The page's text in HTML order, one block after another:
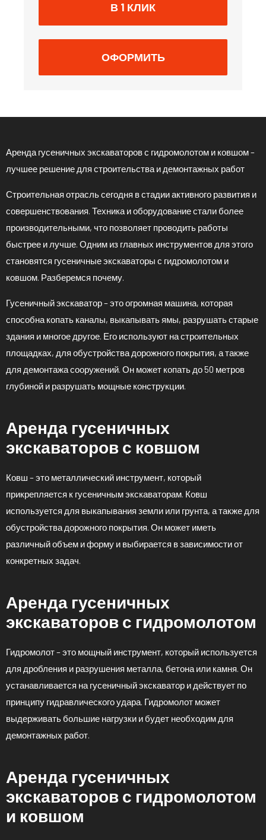
В 1 КЛИК
ОФОРМИТЬ
Аренда гусеничных экскаваторов с гидромолотом и ковшом –
лучшее решение для строительства и демонтажных работ
Строительная отрасль сегодня в стадии активного развития и
совершенствования. Техника и оборудование стали более
производительными, что позволяет проводить работы
быстрее и лучше. Одним из главных инструментов для этого
становятся гусеничные экскаваторы с гидромолотом и
ковшом. Разберемся почему.
Гусеничный экскаватор – это огромная машина, которая
способна копать каналы, выкапывать ямы, разрушать старые
здания и многое другое. Его используют на строительных
площадках, для обустройства дорожного покрытия, а также
для демонтажа сооружений. Он может копать до 50 метров
глубиной и разрушать мощные конструкции.
Аренда гусеничных
экскаваторов с ковшом
Ковш – это металлический инструмент, который
прикрепляется к гусеничным экскаваторам. Ковш
используется для выкапывания земли или грунта, а также для
обустройства дорожного покрытия. Он может иметь
различный объем и форму и выбирается в зависимости от
конкретных задач.
Аренда гусеничных
экскаваторов с гидромолотом
Гидромолот – это мощный инструмент, который используется
для дробления и разрушения металла, бетона или камня. Он
устанавливается на гусеничный экскаватор и действует по
принципу гидравлического удара. Гидромолот может
выдерживать большие нагрузки и будет необходим для
демонтажных работ.
Аренда гусеничных
экскаваторов с гидромолотом
и ковшом